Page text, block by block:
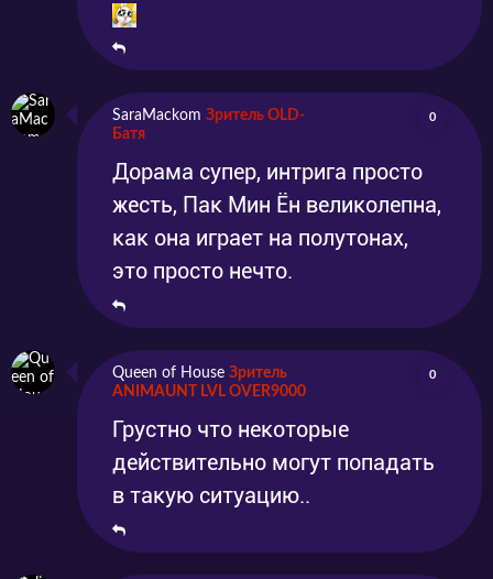
SaraMackom Зритель OLD-
Батя
0
Дорама супер, интрига просто
жесть, Пак Мин Ён великолепна,
как она играет на полутонах,
это просто нечто.
Queen of House Зритель
ANIMAUNT LVL OVER9000
0
Грустно что некоторые
действительно могут попадать
в такую ситуацию..